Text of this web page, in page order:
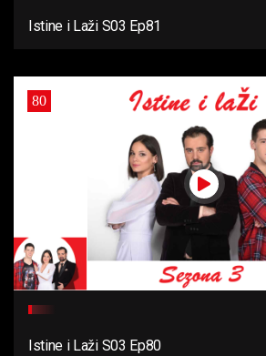
Istine i Laži S03 Ep81
80
Istine i Laži S03 Ep80